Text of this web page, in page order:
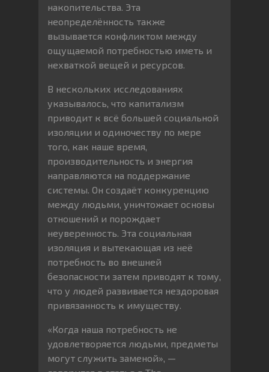
накопительства. Эта
неопределённость также
вызывается конфликтом между
ощущаемой потребностью иметь и
нехваткой вещей и ресурсов.
В нескольких исследованиях
указывалось, что капитализм
приводит к всё большей социальной
изоляции и одиночеству по мере
того, как наше время,
производительность и энергия
направляются на поддержание
системы. Он создаёт конкуренцию
между людьми, уничтожает основы
отношений и порождает
неуверенность. Эта социальная
изоляция и вытекающая из неё
потребность во внешней
безопасности затем приводят к тому,
что у людей развивается нездоровая
привязанность к имуществу.
«Когда наша потребность не
удовлетворяется людьми, предметы
могут служить заменой», —